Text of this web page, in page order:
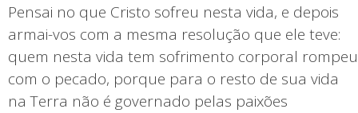
Pensai no que Cristo sofreu nesta vida, e depois
armai-vos com a mesma resolução que ele teve:
quem nesta vida tem sofrimento corporal rompeu
com o pecado, porque para o resto de sua vida
na Terra não é governado pelas paixões